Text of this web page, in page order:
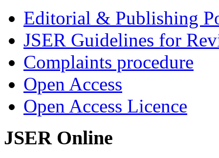
Editorial & Publishing
JSER Guidelines for
Complaints procedure
Open Access
Open Access Licence
JSER Online